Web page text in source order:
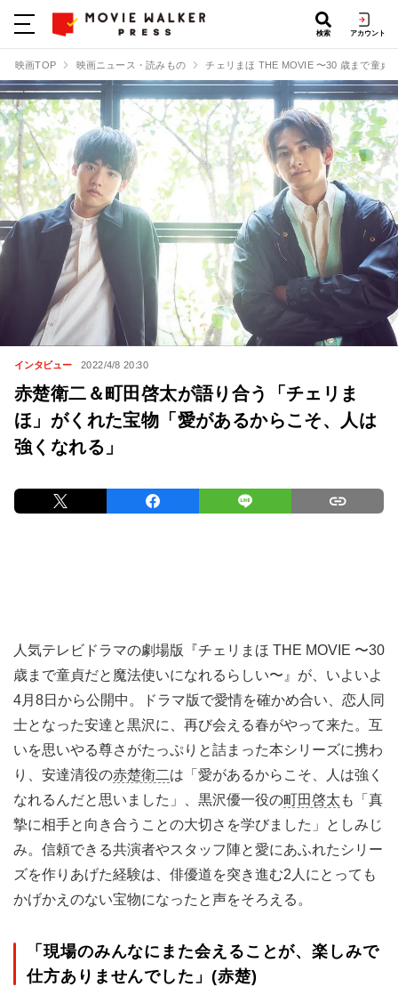
検索 アカウント
映画TOP 映画ニュース・読みもの チェリまほ THE MOVIE 〜30 歳まで童貞
インタビュー 2022/4/8 20:30
赤楚衛二＆町田啓太が語り合う「チェリま
ほ」がくれた宝物「愛があるからこそ、人は
強くなれる」
人気テレビドラマの劇場版『チェリまほ THE MOVIE 〜30
歳まで童貞だと魔法使いになれるらしい〜』が、いよいよ
4月8日から公開中。ドラマ版で愛情を確かめ合い、恋人同
士となった安達と黒沢に、再び会える春がやって来た。互
いを思いやる尊さがたっぷりと詰まった本シリーズに携わ
り、安達清役の赤楚衛二は「愛があるからこそ、人は強く
なれるんだと思いました」、黒沢優一役の町田啓太 も「真
摯に相手と向き合うことの大切さを学びました」としみじ
み。信頼できる共演者やスタッフ陣と愛にあふれたシリー
ズを作りあげた経験は、俳優道を突き進む2人にとっても
かげかえのない宝物になったと声をそろえる。
「現場のみんなにまた会えることが、楽しみで
仕方ありませんでした」(赤楚)